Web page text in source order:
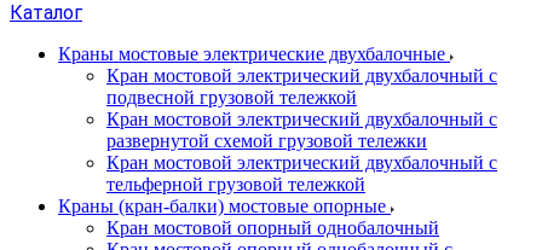
Каталог
Краны мостовые электрические двухбалочные
Кран мостовой электрический двухбалочный с
подвесной грузовой тележкой
Кран мостовой электрический двухбалочный с
развернутой схемой грузовой тележки
Кран мостовой электрический двухбалочный с
тельферной грузовой тележкой
Краны (кран-балки) мостовые опорные
Кран мостовой опорный однобалочный